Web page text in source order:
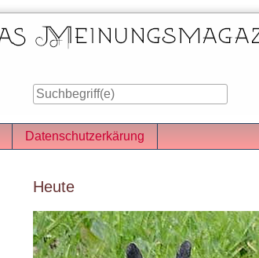
Datenschutzerkärung
Seitenleiste
Heute